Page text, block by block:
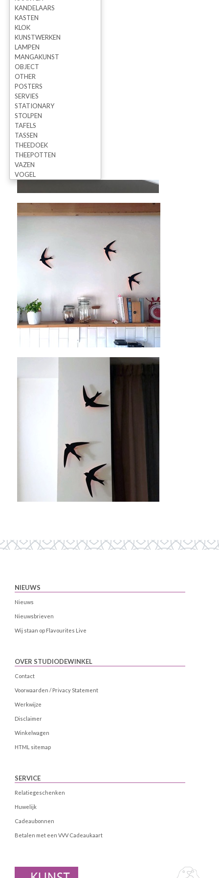
KANDELAARS
KASTEN
KLOK
KUNSTWERKEN
LAMPEN
MANGAKUNST
OBJECT
OTHER
POSTERS
SERVIES
STATIONARY
STOLPEN
TAFELS
TASSEN
THEEDOEK
THEEPOTTEN
VAZEN
VOGEL
NIEUWS
Nieuws
Nieuwsbrieven
Wij staan op Flavourites Live
OVER STUDIODEWINKEL
Contact
Voorwaarden / Privacy Statement
Werkwijze
Disclaimer
Winkelwagen
HTML sitemap
SERVICE
Relatiegeschenken
Huwelijk
Cadeaubonnen
Betalen met een VVV Cadeaukaart